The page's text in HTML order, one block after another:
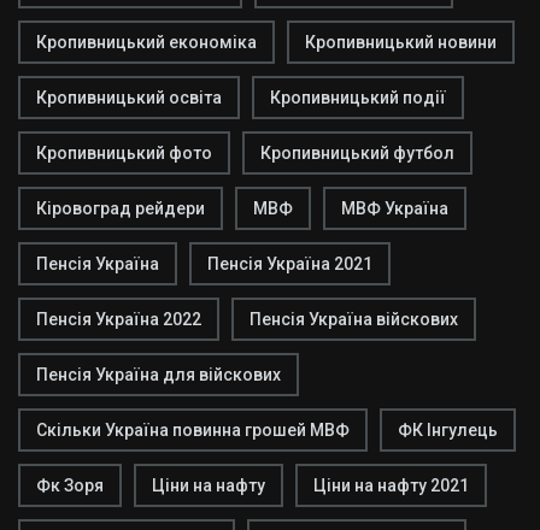
Кропивницький економіка Кропивницький новини
Кропивницький освіта Кропивницький події
Кропивницький фото Кропивницький футбол
Кіровоград рейдери МВФ МВФ Україна
Пенсія Україна Пенсія Україна 2021
Пенсія Україна 2022 Пенсія Україна війскових
Пенсія Україна для війскових
Скільки Україна повинна грошей МВФ ФК Інгулець
Фк Зоря Ціни на нафту Ціни на нафту 2021